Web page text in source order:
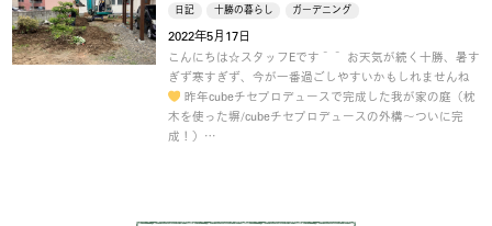
日記 十勝の暮らし ガーデニング
2022年5月17日
こんにちは☆スタッフEです＾＾ お天気が続く十勝、暑す
ぎず寒すぎず、今が一番過ごしやすいかもしれませんね
昨年cubeチセプロデュースで完成した我が家の庭（枕
木を使った塀/cubeチセプロデュースの外構～ついに完
成！）…